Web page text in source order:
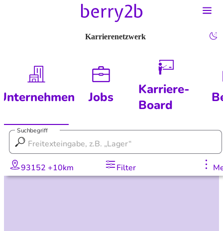
Karrierenetzwerk
Jobs
Karriere-
Board
Suchbegriff
93152 +10km Filter